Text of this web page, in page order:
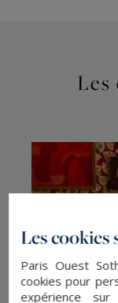
Les
Paris Ouest
cookies pour
expérience